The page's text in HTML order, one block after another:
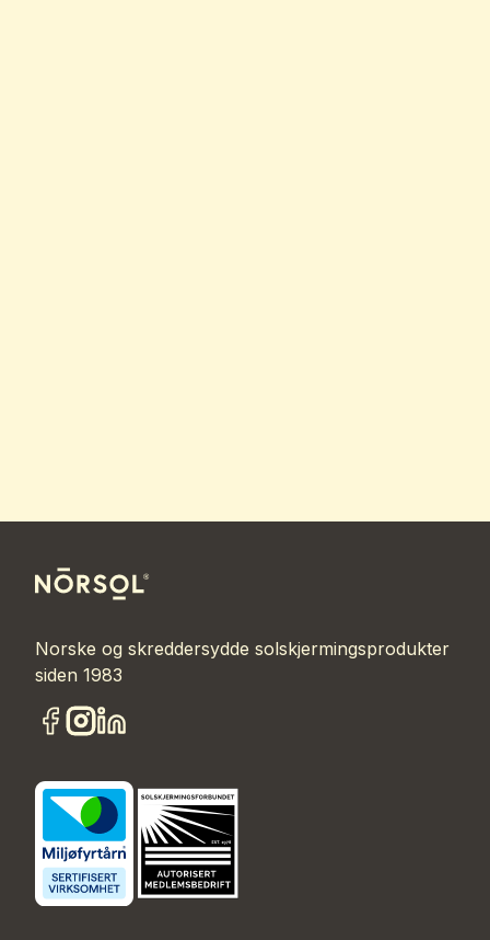
Norske og skreddersydde solskjermingsprodukter
siden 1983